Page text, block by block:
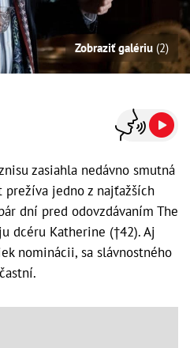
Zobraziť galériu (2)
zasiahla nedávno smutná
prežíva jedno z najťažších
dní pred odovzdávaním The
dcéru Katherine (†42). Aj
nominácii, sa slávnostného